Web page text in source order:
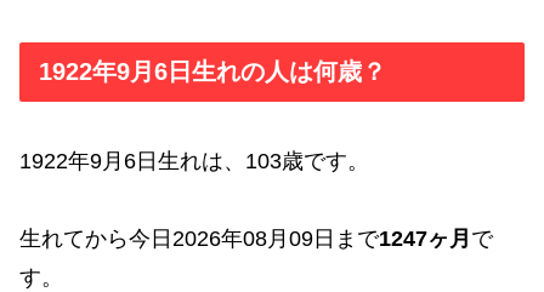
1922年9月6日生れの人は何歳？
1922年9月6日生れは、103歳です。
生れてから今日2026年08月09日まで1247ヶ月 で
す。